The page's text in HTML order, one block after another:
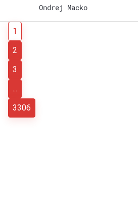
Ondrej Macko
1
2
3
...
3306